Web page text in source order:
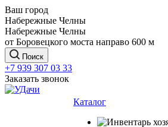
Ваш город
Набережные Челны
Набережные Челны
от Боровецкого моста направо 600 м
Поиск
+7 939 307 03 33
Заказать звонок
Каталог